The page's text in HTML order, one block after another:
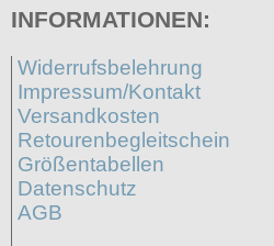
INFORMATIONEN:
Widerrufsbelehrung
Impressum/Kontakt
Versandkosten
Retourenbegleitschein
Größentabellen
Datenschutz
AGB